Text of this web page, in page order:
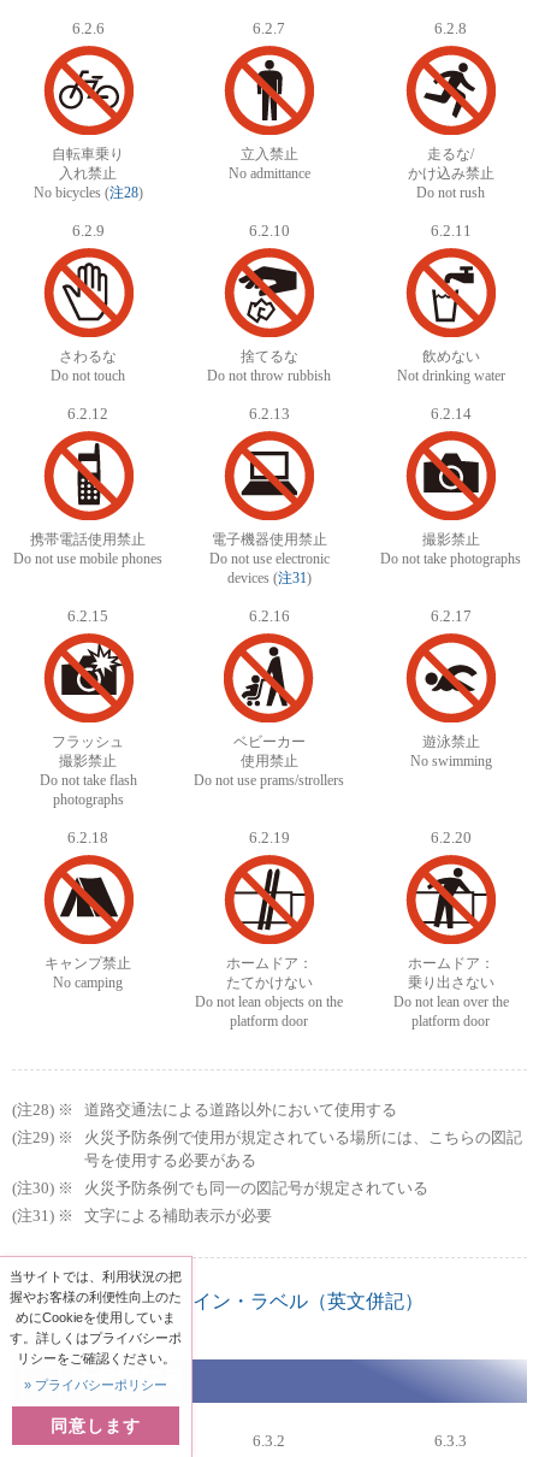
当サイトでは、利用状況の把
握やお客様の利便性向上のた
めにCookieを使用していま
す。詳しくはプライバシーポ
リシーをご確認ください。
» プライバシーポリシー
同意します
6.2.6
自転車乗り
入れ禁止
No bicycles (注28)
6.2.7
立入禁止
No admittance
6.2.8
走るな/
かけ込み禁止
Do not rush
6.2.9
さわるな
Do not touch
6.2.10
捨てるな
Do not throw rubbish
6.2.11
飲めない
Not drinking water
6.2.12
携帯電話使用禁止
Do not use mobile phones
6.2.13
電子機器使用禁止
Do not use electronic
devices (注31)
6.2.14
撮影禁止
Do not take photographs
6.2.15
フラッシュ
撮影禁止
Do not take flash
photographs
6.2.16
ベビーカー
使用禁止
Do not use prams/strollers
6.2.17
遊泳禁止
No swimming
6.2.18
キャンプ禁止
No camping
6.2.19
ホームドア：
たてかけない
Do not lean objects on the
platform door
6.2.20
ホームドア：
乗り出さない
Do not lean over the
platform door
道路交通法による道路以外において使用する
火災予防条例で使用が規定されている場所には、こちらの図記
号を使用する必要がある
火災予防条例でも同一の図記号が規定されている
文字による補助表示が必要
〔参考〕マナーサイン・ラベル（英文併記）
6.3 注意図記号
6.3.1 6.3.2 6.3.3